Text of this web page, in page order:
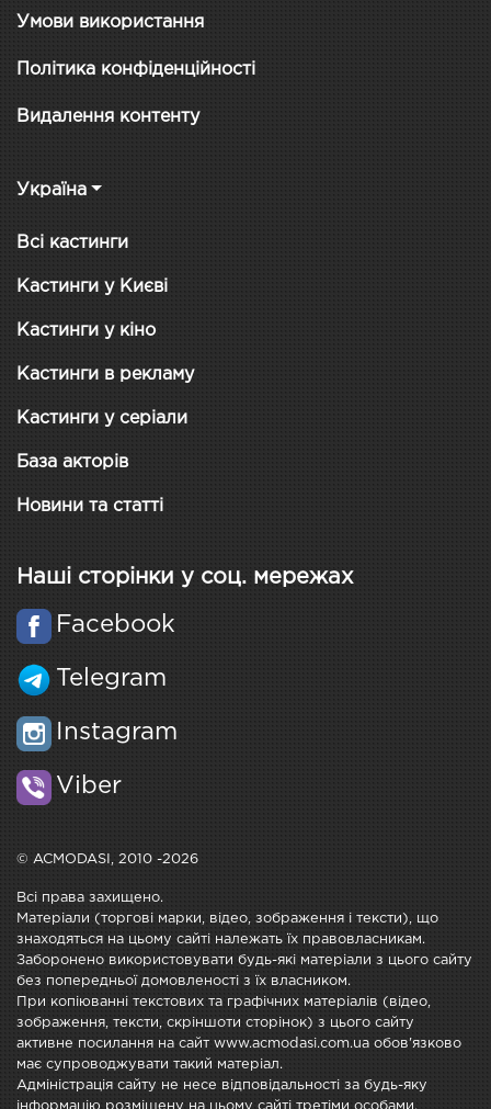
Умови використання
Політика конфіденційності
Видалення контенту
Україна
Всі кастинги
Кастинги у Києві
Кастинги у кіно
Кастинги в рекламу
Кастинги у серіали
База акторів
Новини та статті
Наші сторінки у соц. мережах
Facebook
Telegram
Instagram
Viber
© ACMODASI, 2010 -2026
Всі права захищено.
Матеріали (торгові марки, відео, зображення і тексти), що
знаходяться на цьому сайті належать їх правовласникам.
Заборонено використовувати будь-які матеріали з цього сайту
без попередньої домовленості з їх власником.
При копіюванні текстових та графічних матеріалів (відео,
зображення, тексти, скріншоти сторінок) з цього сайту
активне посилання на сайт www.acmodasi.com.ua обов'язково
має супроводжувати такий матеріал.
Адміністрація сайту не несе відповідальності за будь-яку
інформацію розміщену на цьому сайті третіми особами.